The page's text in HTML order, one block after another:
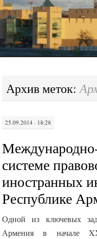
Архив меток:
25.09.2014 · 18:28
системе
иностранных
Республике
Одной из ключевых
Армения в начале